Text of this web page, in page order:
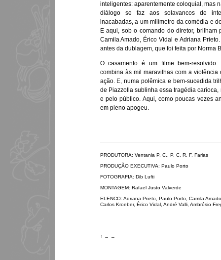
inteligentes: aparentemente coloquial, mas
diálogo se faz aos solavancos de
inacabadas, a um milímetro da comédia e
E aqui, sob o comando do diretor, brilham
Camila Amado, Érico Vidal e Adriana
antes da dublagem, que foi feita por Norma
O casamento é um filme bem-
combina às mil maravilhas com a
ação. E, numa polêmica e bem-sucedida
de Piazzolla sublinha essa tragédia
e pelo público. Aqui, como poucas vezes
em pleno apogeu.
PRODUTORA: Ventania P. C., P. C. R. F. Farias
PRODUÇÃO EXECUTIVA: Paulo Porto
FOTOGRAFIA: Dib Lufti
MONTAGEM: Rafael Justo Valverde
ELENCO: Adriana Prieto, Paulo Porto, Camila
Carlos Kroeber, Érico Vidal, André Valli, Ambrósio
↑ ← →